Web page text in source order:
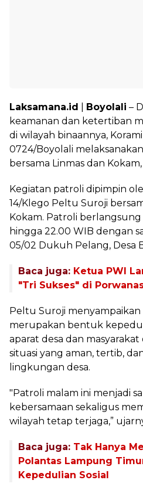
Laksamana.id Boyolali –
keamanan dan ketertiban
di wilayah binaannya,
0724/Boyolali
bersama Linmas dan
Kegiatan patroli dipimpin
14/Klego Peltu Suroji
Kokam. Patroli
hingga 22.00 WIB dengan
05/02 Dukuh Pelang, Desa
Baca juga: Ketua PWI
"Tri Sukses" di
Peltu Suroji menyampaikan
merupakan bentuk
aparat desa dan
situasi yang aman, tertib,
lingkungan desa.
"Patroli malam ini menjadi
kebersamaan sekaligus
wilayah tetap terjaga,”
Baca juga: Tak Hanya
Polantas Lampung
Kepedulian Sosial